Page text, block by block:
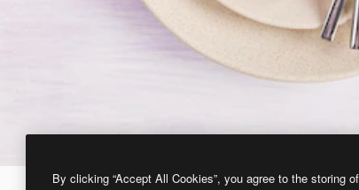
By clicking “Accept All Cookies”, you agree to the storing